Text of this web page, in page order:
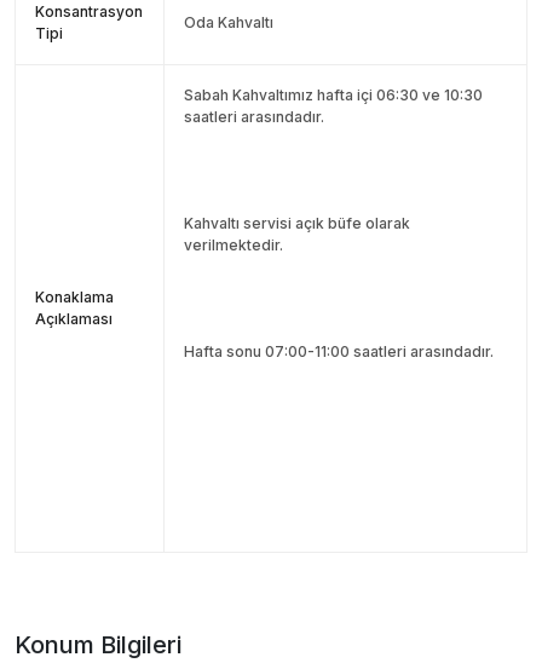
Konsantrasyon
Tipi
Oda Kahvaltı
Konaklama
Açıklaması
Sabah Kahvaltımız hafta içi 06:30 ve 10:30
saatleri arasındadır.
Kahvaltı servisi açık büfe olarak
verilmektedir.
Hafta sonu 07:00-11:00 saatleri arasındadır.
Konum Bilgileri